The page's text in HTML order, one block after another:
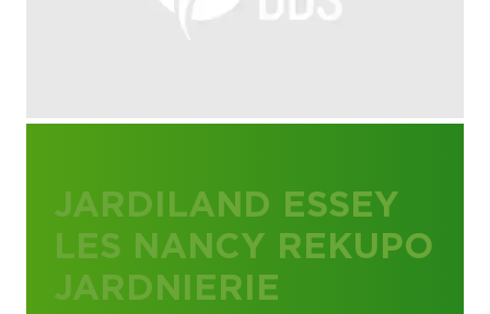
JARDILAND ESSEY
LES NANCY REKUPO
JARDNIERIE